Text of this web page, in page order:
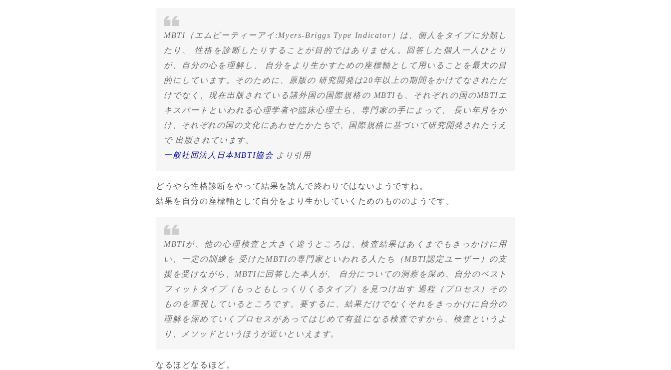
MBTI（エムビーティーアイ:Myers-Briggs Type Indicator）は、個人をタイプに分類し
たり、 性格を診断したりすることが目的ではありません。回答した個人一人ひとり
が、自分の心を理解し、 自分をより生かすための座標軸として用いることを最大の目
的にしています。そのために、原版の 研究開発は20年以上の期間をかけてなされただ
けでなく、現在出版されている諸外国の国際規格の MBTIも、それぞれの国のMBTIエ
キスパートといわれる心理学者や臨床心理士ら、専門家の手によって、 長い年月をか
け、それぞれの国の文化にあわせたかたちで、国際規格に基づいて研究開発されたうえ
一般社団法人日本MBTI協会 より引用
どうやら性格診断をやって結果を読んで終わりではないようですね。
結果を自分の座標軸として自分をより生かしていくためのもののようです。
MBTIが、他の心理検査と大きく違うところは、検査結果はあくまでもきっかけに用
い、一定の訓練を 受けたMBTIの専門家といわれる人たち（MBTI認定ユーザー）の支
援を受けながら、MBTIに回答した本人が、 自分についての洞察を深め、自分のベスト
フィットタイプ（もっともしっくりくるタイプ）を見つけ出す 過程（プロセス）その
ものを重視しているところです。要するに、結果だけでなくそれをきっかけに自分の
理解を深めていくプロセスがあってはじめて有益になる検査ですから、検査というよ
り、メソッドというほうが近いといえます。
なるほどなるほど。